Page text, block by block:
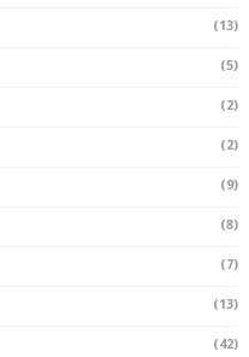
(13)
(5)
(2)
(2)
(9)
(8)
(7)
(13)
(42)